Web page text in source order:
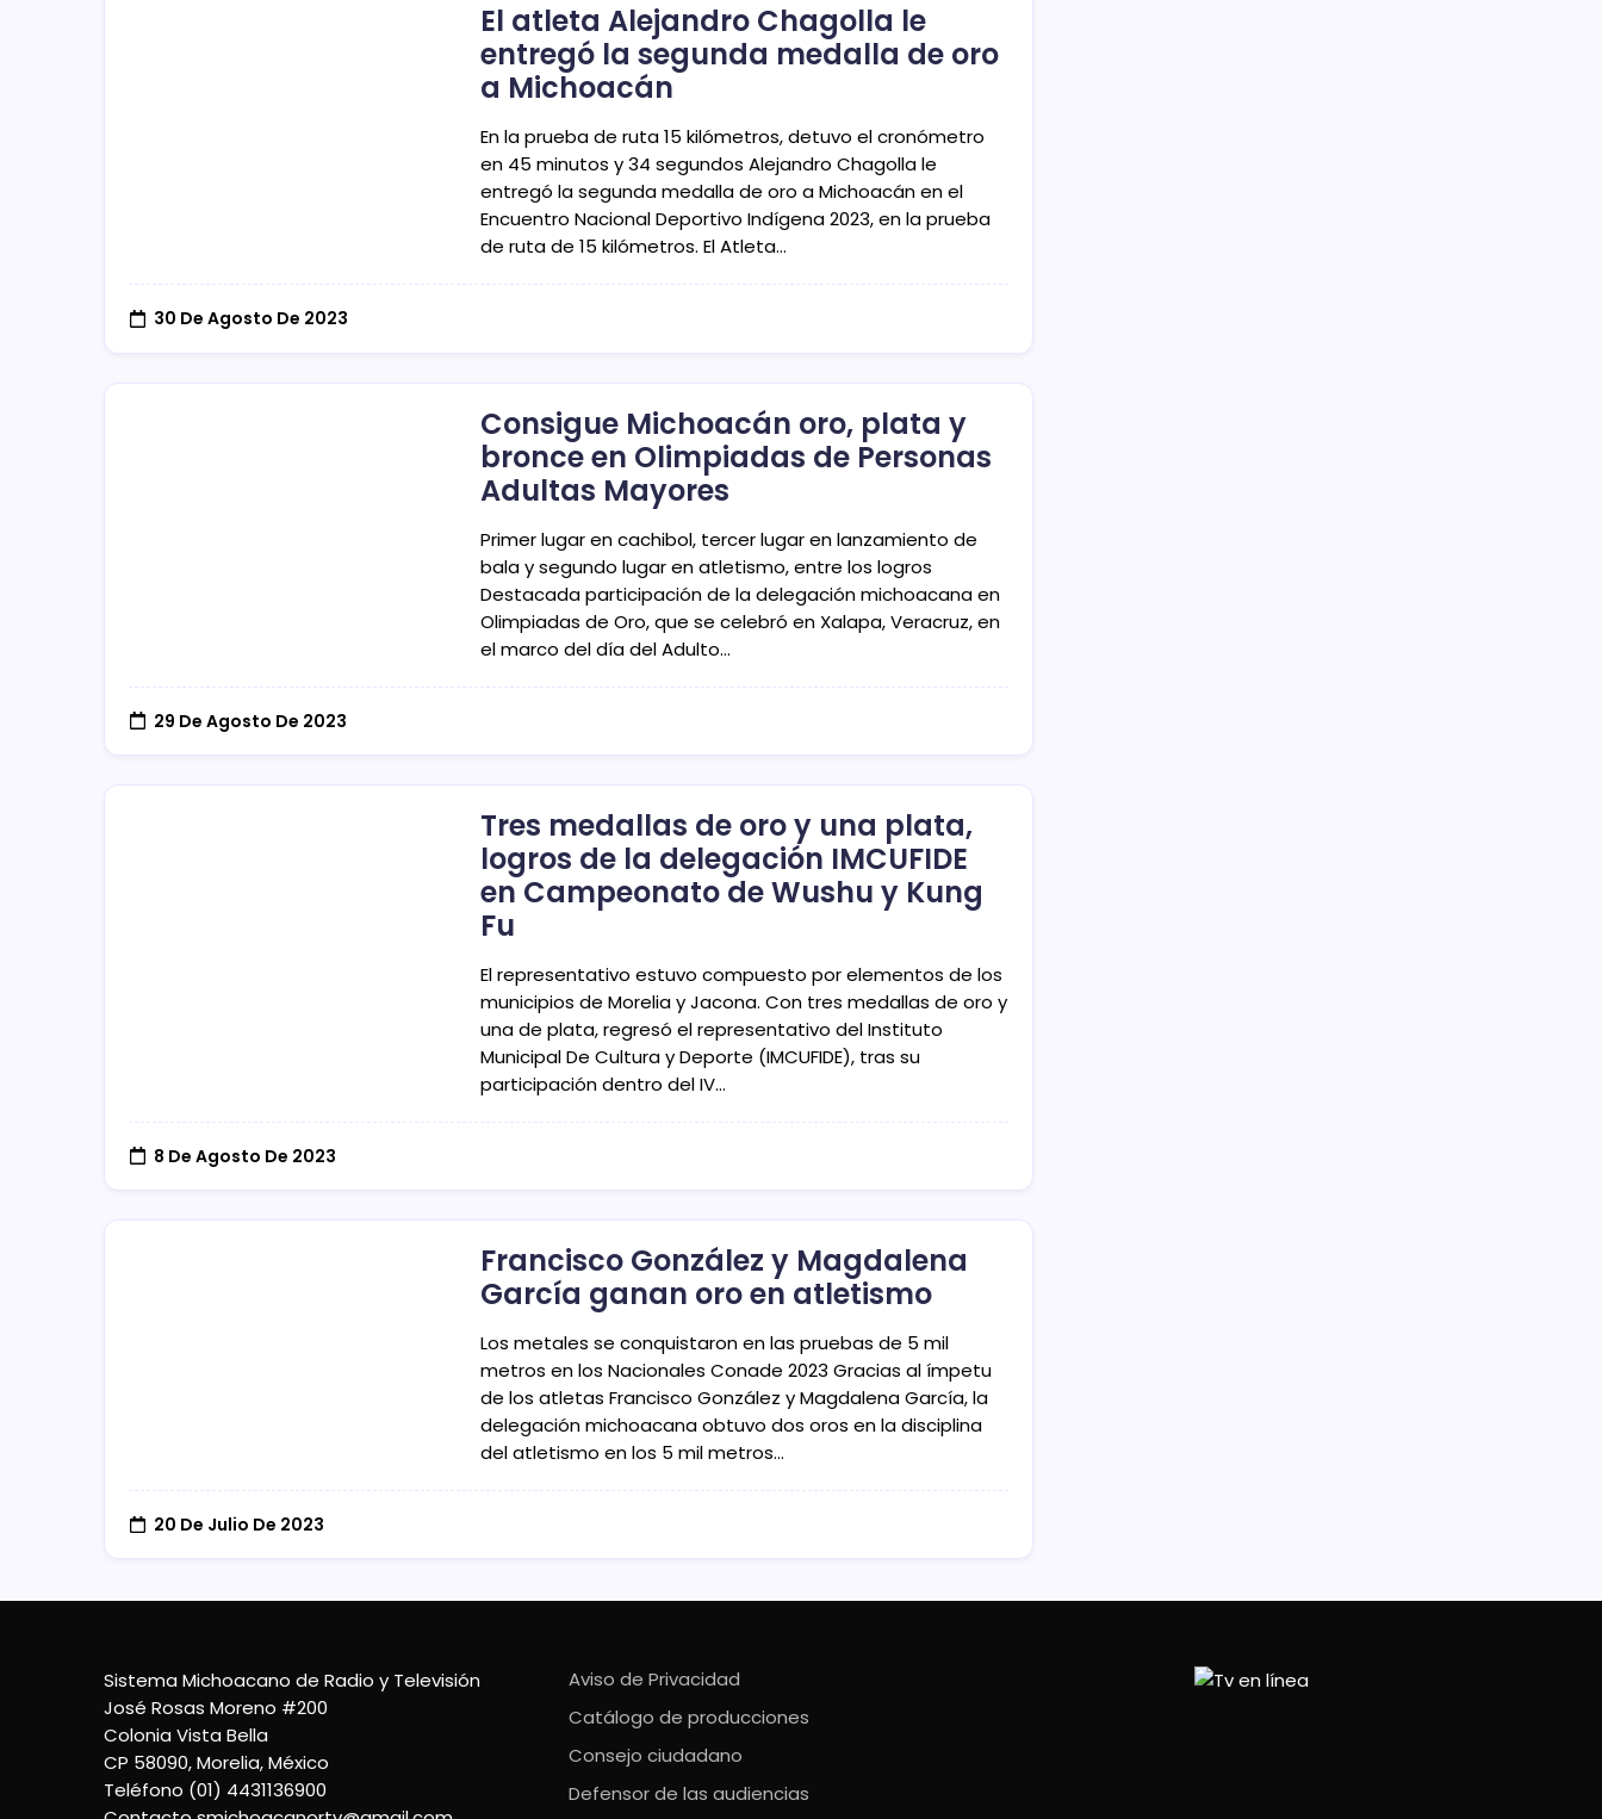
El atleta Alejandro Chagolla le
entregó la segunda medalla de oro
a Michoacán
En la prueba de ruta 15 kilómetros, detuvo el cronómetro
en 45 minutos y 34 segundos Alejandro Chagolla le
entregó la segunda medalla de oro a Michoacán en el
Encuentro Nacional Deportivo Indígena 2023, en la prueba
de ruta de 15 kilómetros. El Atleta…
30 De Agosto De 2023
Consigue Michoacán oro, plata y
bronce en Olimpiadas de Personas
Adultas Mayores
Primer lugar en cachibol, tercer lugar en lanzamiento de
bala y segundo lugar en atletismo, entre los logros
Destacada participación de la delegación michoacana en
Olimpiadas de Oro, que se celebró en Xalapa, Veracruz, en
el marco del día del Adulto…
29 De Agosto De 2023
Tres medallas de oro y una plata,
logros de la delegación IMCUFIDE
en Campeonato de Wushu y Kung
Fu
El representativo estuvo compuesto por elementos de los
municipios de Morelia y Jacona. Con tres medallas de oro y
una de plata, regresó el representativo del Instituto
Municipal De Cultura y Deporte (IMCUFIDE), tras su
participación dentro del IV…
8 De Agosto De 2023
Francisco González y Magdalena
García ganan oro en atletismo
Los metales se conquistaron en las pruebas de 5 mil
metros en los Nacionales Conade 2023 Gracias al ímpetu
de los atletas Francisco González y Magdalena García, la
delegación michoacana obtuvo dos oros en la disciplina
del atletismo en los 5 mil metros…
20 De Julio De 2023
Sistema Michoacano de Radio y Televisión
José Rosas Moreno #200
Colonia Vista Bella
CP 58090, Morelia, México
Teléfono (01) 4431136900
Aviso de Privacidad
Catálogo de producciones
Consejo ciudadano
Defensor de las audiencias